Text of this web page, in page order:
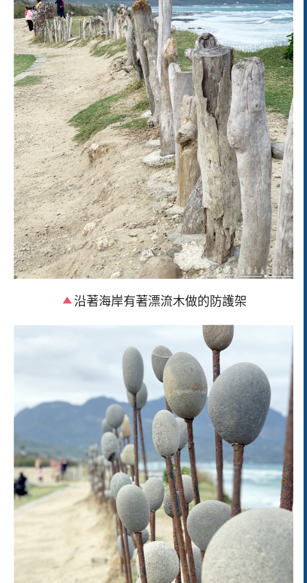
沿著海岸有著漂流木做的防護架